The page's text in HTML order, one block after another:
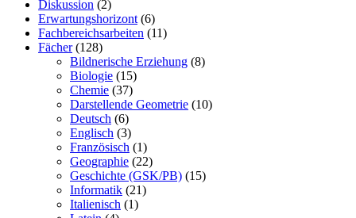
Diskussion (2)
Erwartungshorizont (6)
Fachbereichsarbeiten (11)
Fächer(128)
Bildnerische Erziehung (8)
Biologie (15)
Chemie (37)
Darstellende Geometrie (10)
Deutsch (6)
Englisch (3)
Französisch (1)
Geographie (22)
Geschichte (GSK/PB) (15)
Informatik (21)
Italienisch (1)